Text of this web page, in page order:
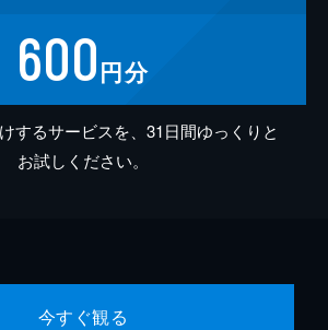
600円分
するサービスを、31日間ゆっくりと
お試しください。
今すぐ観る